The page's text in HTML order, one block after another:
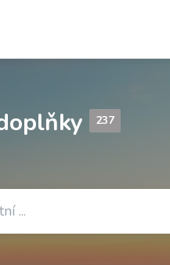
237